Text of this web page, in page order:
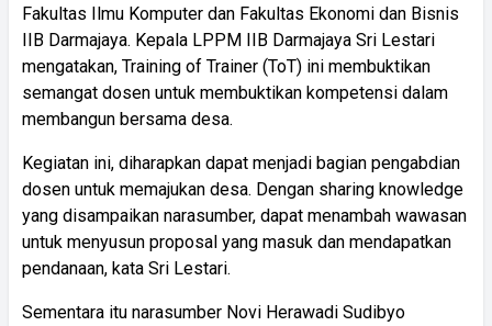
Fakultas Ilmu Komputer dan Fakultas Ekonomi dan Bisnis
IIB Darmajaya. Kepala LPPM IIB Darmajaya Sri Lestari
mengatakan, Training of Trainer (ToT) ini membuktikan
semangat dosen untuk membuktikan kompetensi dalam
membangun bersama desa.
Kegiatan ini, diharapkan dapat menjadi bagian pengabdian
dosen untuk memajukan desa. Dengan sharing knowledge
yang disampaikan narasumber, dapat menambah wawasan
untuk menyusun proposal yang masuk dan mendapatkan
pendanaan, kata Sri Lestari.
Sementara itu narasumber Novi Herawadi Sudibyo